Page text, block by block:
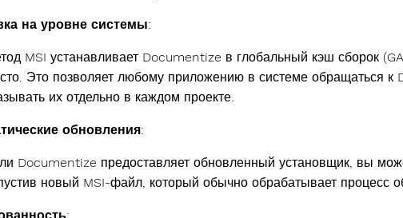
на уровне системы:
MSI устанавливает Documentize в глобальный кэш сборок
Это позволяет любому приложению в системе обращаться к
их отдельно в каждом проекте.
обновления:
Documentize предоставляет обновленный установщик, вы
новый MSI-файл, который обычно обрабатывает процесс